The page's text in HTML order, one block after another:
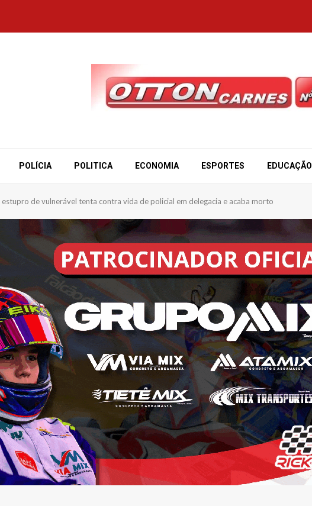
POLÍCIA POLITICA ECONOMIA ESPORTES EDUCAÇÃO
de vulnerável tenta contra vida de policial em delegacia e acaba morto